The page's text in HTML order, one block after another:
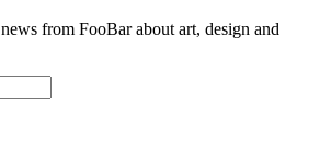
from FooBar about art, design and